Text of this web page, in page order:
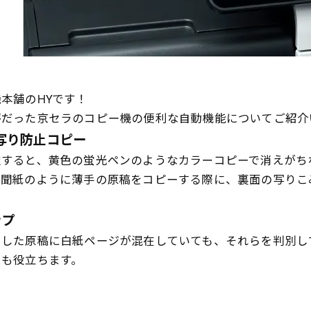
舗のHYです！
った京セラのコピー機の便利な自動機能についてご紹介
り防止コピー
ると、黄色の蛍光ペンのようなカラーコピーで消えが
紙のように薄手の原稿をコピーする際に、裏面の写りこ
た原稿に白紙ページが混在していても、それらを判別
役立ちます。